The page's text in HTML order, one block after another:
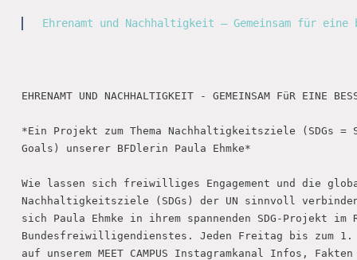
Ehrenamt und Nachhaltigkeit – Gemeinsam für eine
EHRENAMT UND NACHHALTIGKEIT - GEMEINSAM FüR EINE
*Ein Projekt zum Thema Nachhaltigkeitsziele (SDGs =
Goals) unserer BFDlerin Paula Ehmke*
Wie lassen sich freiwilliges Engagement und die
Nachhaltigkeitsziele (SDGs) der UN sinnvoll
sich Paula Ehmke in ihrem spannenden SDG-Projekt im
Bundesfreiwilligendienstes. Jeden Freitag bis zum 1.
auf unserem MEET CAMPUS Instagramkanal Infos,